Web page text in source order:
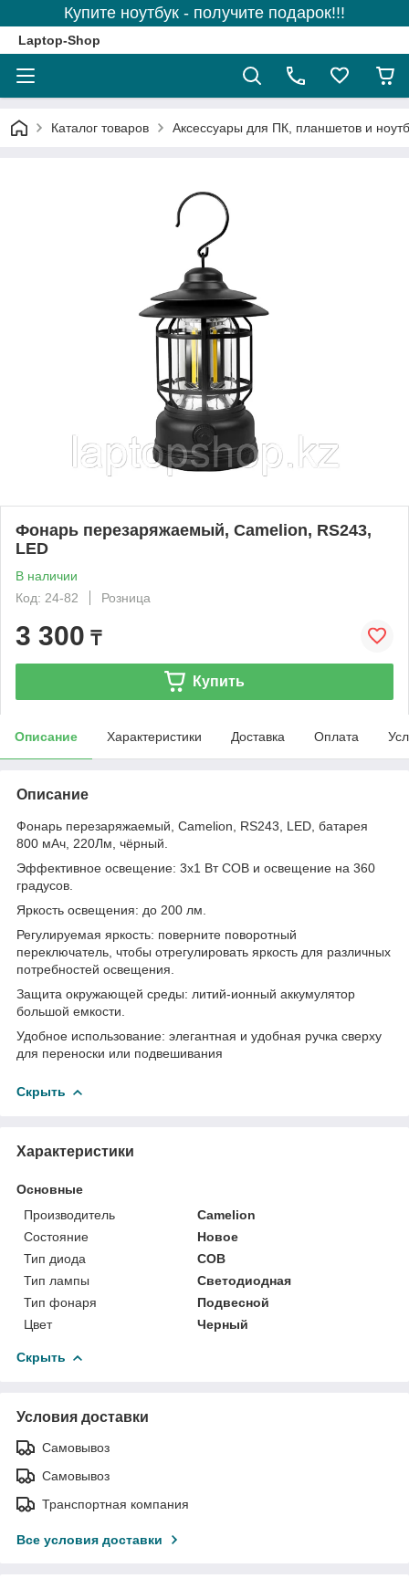
Купите ноутбук - получите подарок!!!
Laptop-Shop
Каталог товаров Аксессуары для ПК, планшетов и
Фонарь перезаряжаемый, Camelion, RS243,
LED
В наличии
Код: 24-82
Розница
3 300 ₸
Купить
Описание Характеристики Доставка Оплата
Описание
Фонарь перезаряжаемый, Camelion, RS243, LED, батарея
800 мАч, 220Лм, чёрный.
Эффективное освещение: 3x1 Вт COB и освещение на 360
градусов.
Яркость освещения: до 200 лм.
Регулируемая яркость: поверните поворотный
переключатель, чтобы отрегулировать яркость для различных
потребностей освещения.
Защита окружающей среды: литий-ионный аккумулятор
большой емкости.
Удобное использование: элегантная и удобная ручка сверху
для переноски или подвешивания
Скрыть
Характеристики
Основные
Производитель
Camelion
Состояние
Новое
Тип диода
COB
Тип лампы
Светодиодная
Тип фонаря
Подвесной
Цвет
Черный
Скрыть
Условия доставки
Самовывоз
Самовывоз
Транспортная компания
Все условия доставки